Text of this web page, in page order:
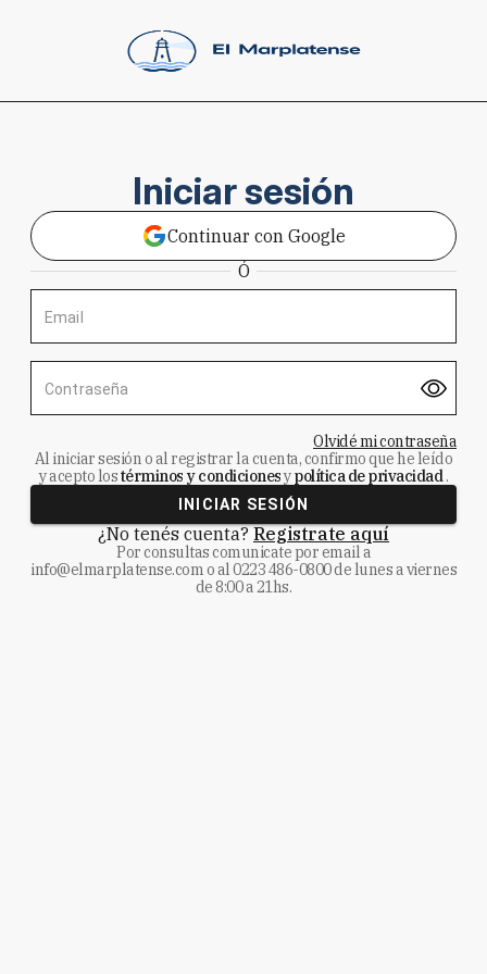
Iniciar sesión
Continuar con Google
Ó
Email
Contraseña
Olvidé mi contraseña
Al iniciar sesión o al registrar la cuenta, confirmo que he leído
y acepto lostérminos y condicionesypolítica de privacidad.
INICIAR SESIÓN
¿No tenés cuenta? Registrate aquí
Por consultas comunicate por email a
info@elmarplatense.como al0223 486-0800de lunes a viernes
de 8:00 a 21hs.